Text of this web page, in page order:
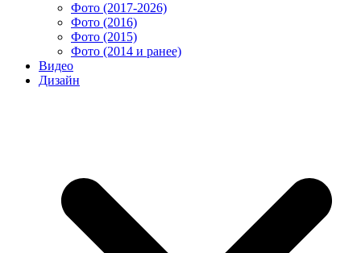
Фото (2017-2026)
Фото (2016)
Фото (2015)
Фото (2014 и ранее)
Видео
Дизайн